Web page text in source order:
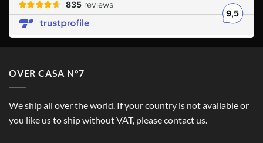
OVER CASA N°7
We ship all over the world. If your country is not available or
you like us to ship without VAT, please contact us.